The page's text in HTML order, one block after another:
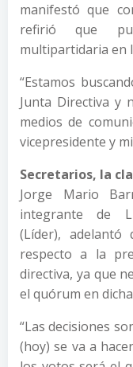
manifestó que
refirió que
multipartidaria en
“Estamos
Junta Directiva y
medios de
vicepresidente y
Secretarios, la
Jorge Mario
integrante de
(Líder), adelantó
respecto a la
directiva, ya que
el quórum en
“Las decisiones
(hoy) se va a